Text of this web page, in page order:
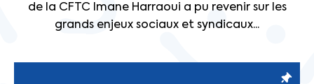
de la CFTC Imane Harraoui a pu revenir sur les
grands enjeux sociaux et syndicaux...